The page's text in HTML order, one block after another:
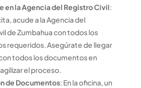
en la Agencia del Registro Civil:
acude a la Agencia del
de Zumbahua con todos los
requeridos. Asegúrate de llegar
todos los documentos en
el proceso.
de Documentos: En la oficina, un